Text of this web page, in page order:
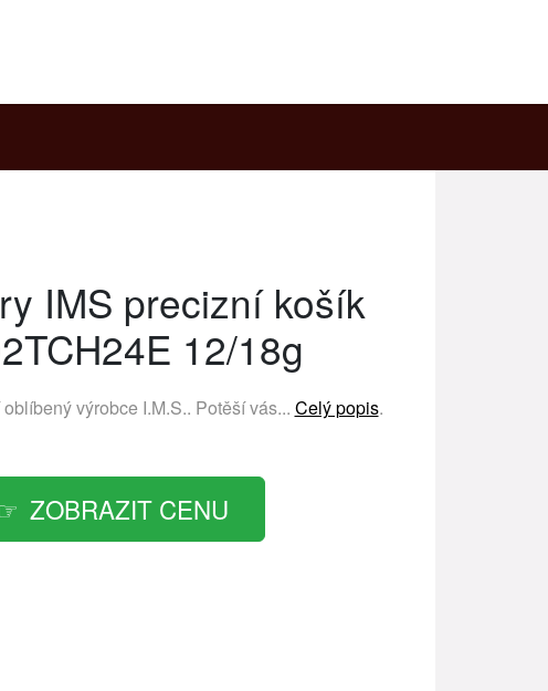
IMS precizní košík
12/18g
výrobce I.M.S.. Potěší vás... Celý popis.
ZOBRAZIT CENU